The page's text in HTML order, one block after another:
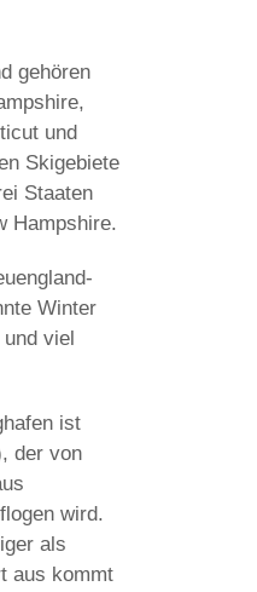
gehören
und
Skigebiete
Staaten
Hampshire.
Winter
viel
ist
der von
wird.
als
aus kommt